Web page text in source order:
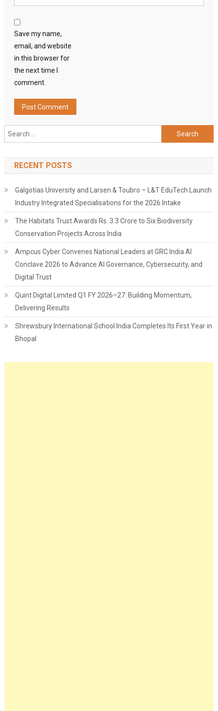
Save my name,
email, and website
in this browser for
the next time I
comment.
Search
for:
RECENT POSTS
Galgotias University and Larsen & Toubro – L&T EduTech Launch
Industry Integrated Specialisations for the 2026 Intake
The Habitats Trust Awards Rs. 3.3 Crore to Six Biodiversity
Conservation Projects Across India
Ampcus Cyber Convenes National Leaders at GRC India AI
Conclave 2026 to Advance AI Governance, Cybersecurity, and
Digital Trust
Quint Digital Limited Q1 FY 2026–27: Building Momentum,
Delivering Results
Shrewsbury International School India Completes Its First Year in
Bhopal